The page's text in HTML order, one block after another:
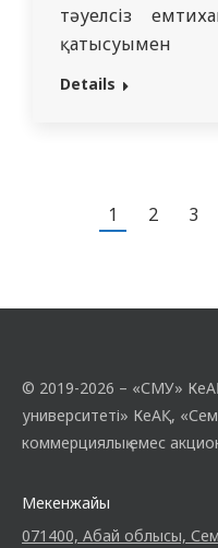
тәуелсіз
емтихандардың
сондай-ақ 401-
Details
1 2 3
© 2019-2026 – «СМУ»
университеті» КеАҚ,
коммерциялық емес
Мекенжайы
071400, Абай облысы,